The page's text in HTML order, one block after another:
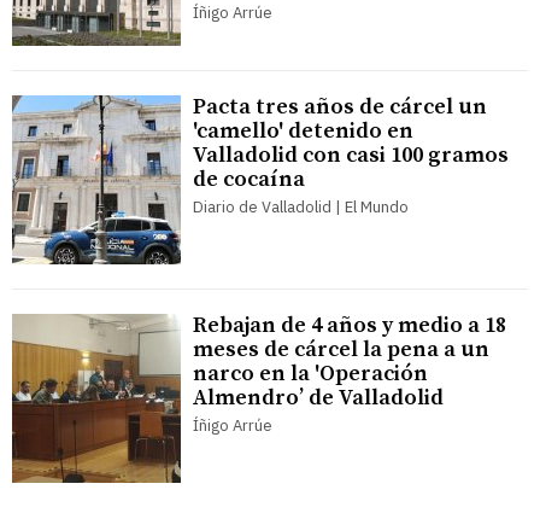
Íñigo Arrúe
Pacta tres años de cárcel un
'camello' detenido en
Valladolid con casi 100 gramos
de cocaína
Diario de Valladolid | El Mundo
Rebajan de 4 años y medio a 18
meses de cárcel la pena a un
narco en la 'Operación
Almendro’ de Valladolid
Íñigo Arrúe